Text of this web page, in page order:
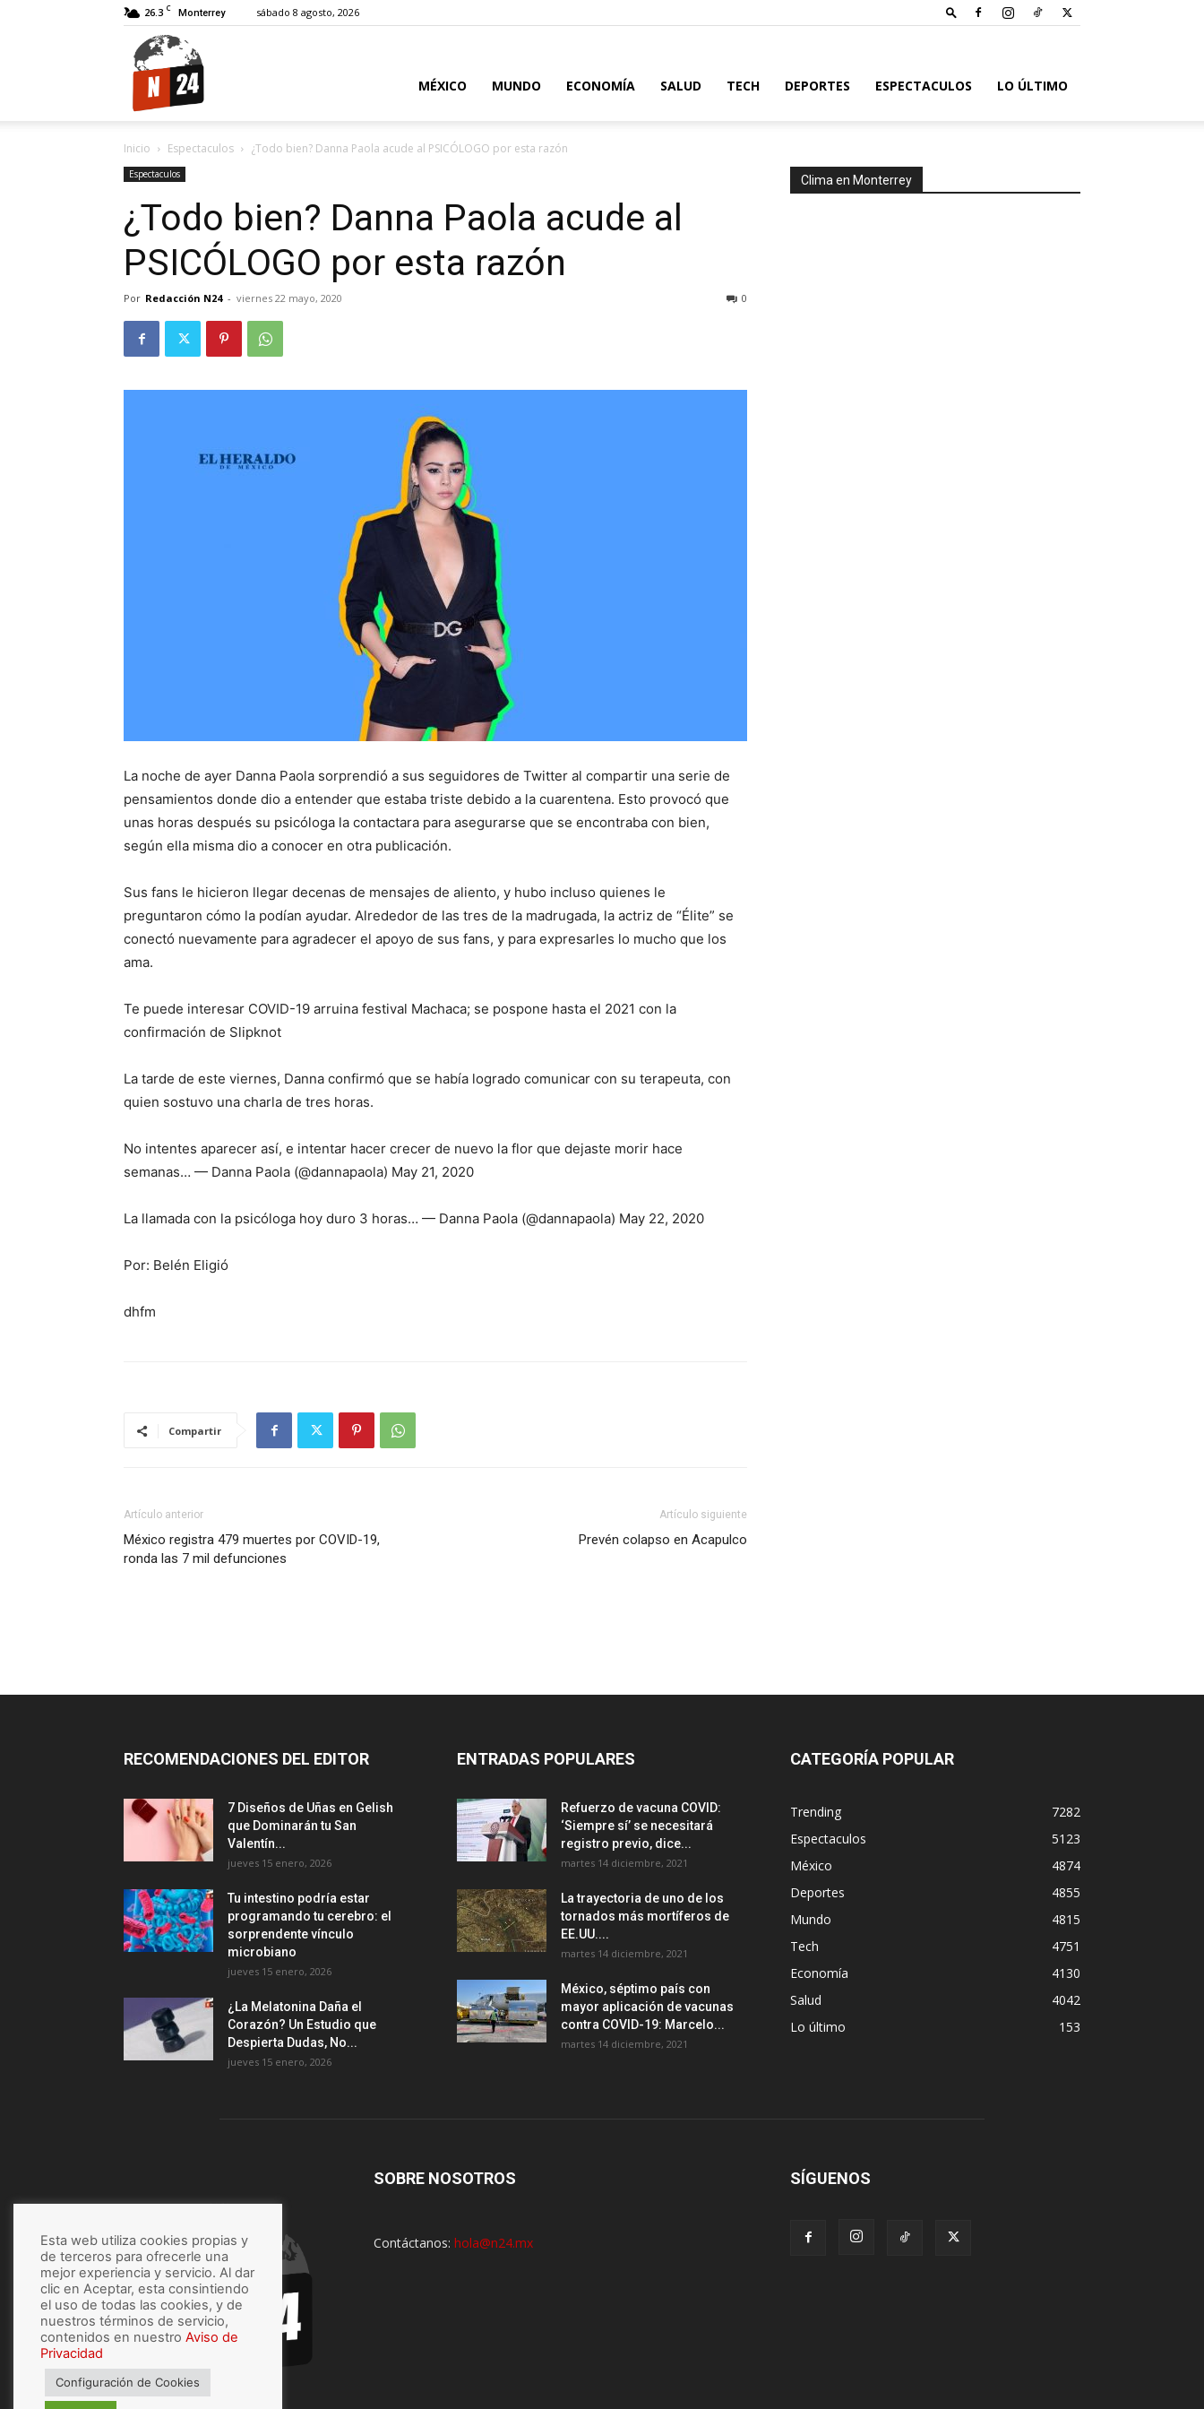
26.3 C Monterrey sábado 8 agosto, 2026
MÉXICO MUNDO ECONOMÍA SALUD TECH DEPORTES ESPECTACULOS LO ÚLTIMO
Inicio Espectaculos ¿Todo bien? Danna Paola acude al PSICÓLOGO por esta razón
Espectaculos
¿Todo bien? Danna Paola acude al
PSICÓLOGO por esta razón
Por Redacción N24 - viernes 22 mayo, 2020 0
La noche de ayer Danna Paola sorprendió a sus seguidores de Twitter al compartir una serie de
pensamientos donde dio a entender que estaba triste debido a la cuarentena. Esto provocó que
unas horas después su psicóloga la contactara para asegurarse que se encontraba con bien,
según ella misma dio a conocer en otra publicación.
Sus fans le hicieron llegar decenas de mensajes de aliento, y hubo incluso quienes le
preguntaron cómo la podían ayudar. Alrededor de las tres de la madrugada, la actriz de “Élite” se
conectó nuevamente para agradecer el apoyo de sus fans, y para expresarles lo mucho que los
ama.
Te puede interesar COVID-19 arruina festival Machaca; se pospone hasta el 2021 con la
confirmación de Slipknot
La tarde de este viernes, Danna confirmó que se había logrado comunicar con su terapeuta, con
quien sostuvo una charla de tres horas.
No intentes aparecer así, e intentar hacer crecer de nuevo la flor que dejaste morir hace
semanas… — Danna Paola (@dannapaola) May 21, 2020
La llamada con la psicóloga hoy duro 3 horas… — Danna Paola (@dannapaola) May 22, 2020
Por: Belén Eligió
dhfm
Compartir
Artículo anterior
México registra 479 muertes por COVID-19,
ronda las 7 mil defunciones
Artículo siguiente
Prevén colapso en Acapulco
Clima en Monterrey
RECOMENDACIONES DEL EDITOR
7 Diseños de Uñas en Gelish
que Dominarán tu San
Valentín...
jueves 15 enero, 2026
Tu intestino podría estar
programando tu cerebro: el
sorprendente vínculo
microbiano
jueves 15 enero, 2026
¿La Melatonina Daña el
Corazón? Un Estudio que
Despierta Dudas, No...
jueves 15 enero, 2026
ENTRADAS POPULARES
Refuerzo de vacuna COVID:
‘Siempre sí’ se necesitará
registro previo, dice...
martes 14 diciembre, 2021
La trayectoria de uno de los
tornados más mortíferos de
EE.UU....
martes 14 diciembre, 2021
México, séptimo país con
mayor aplicación de vacunas
contra COVID-19: Marcelo...
martes 14 diciembre, 2021
CATEGORÍA POPULAR
Trending
7282
Espectaculos
5123
México
4874
Deportes
4855
Mundo
4815
Tech
4751
Economía
4130
Salud
4042
Lo último
153
SOBRE NOSOTROS
Contáctanos: hola@n24.mx
SÍGUENOS
Esta web utiliza cookies propias y
de terceros para ofrecerle una
mejor experiencia y servicio. Al dar
clic en Aceptar, esta consintiendo
el uso de todas las cookies, y de
nuestros términos de servicio,
contenidos en nuestro Aviso de
Privacidad
Configuración de Cookies